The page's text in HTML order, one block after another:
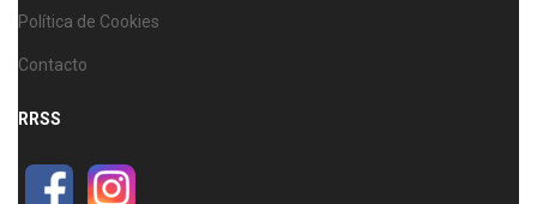
Política de Cookies
Contacto
RRSS